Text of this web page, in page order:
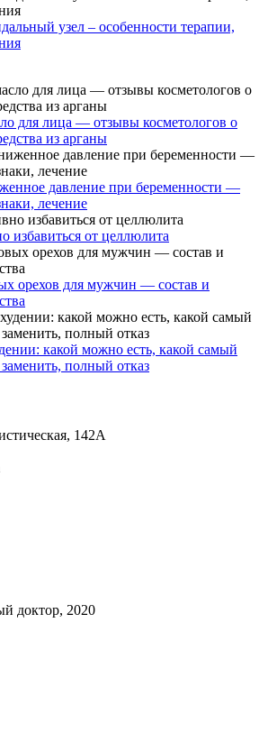
узел – особенности терапии,
для лица — отзывы косметологов о
из арганы
давление при беременности —
лечение
избавиться от целлюлита
орехов для мужчин — состав и
какой можно есть, какой самый
полный отказ
142А
доктор, 2020